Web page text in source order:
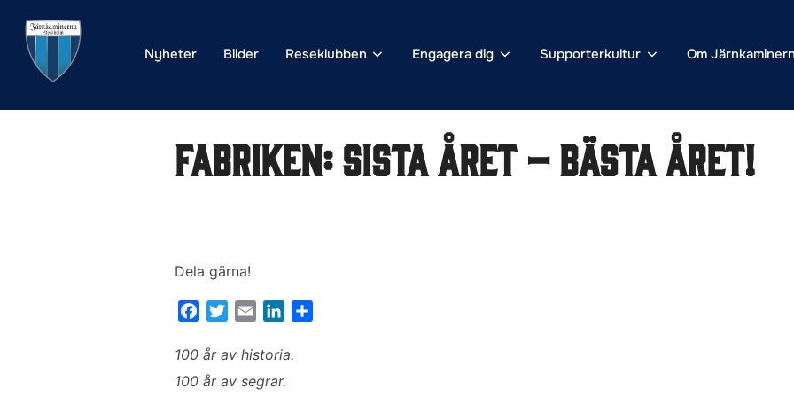
innehåll
Nyheter Bilder Reseklubben Engagera dig Supporterkultur Om
Fabriken: Sista året – bästa året!
Dela gärna!
c
e
i
t
a
i
n
100 år av historia.
100 år av segrar.